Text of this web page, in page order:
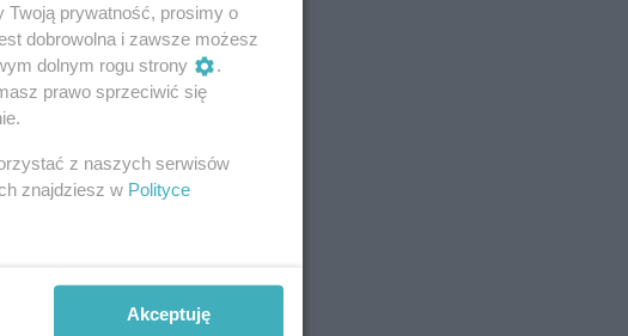
Twoją prywatność, prosimy o
dobrowolna i zawsze możesz
dolnym rogu strony
.
prawo sprzeciwić się
z naszych serwisów
znajdziesz w Polityce
Akceptuję